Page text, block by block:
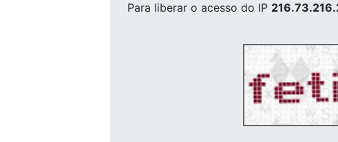
Para liberar o acesso do IP